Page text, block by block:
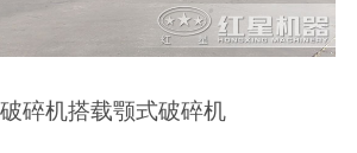
碎机搭载颚式破碎机